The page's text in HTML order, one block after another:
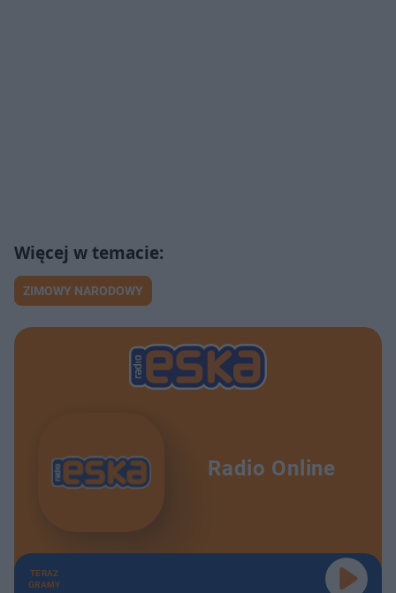
ZIMOWY NARODOWY
Radio Online
TERAZ
GRAMY